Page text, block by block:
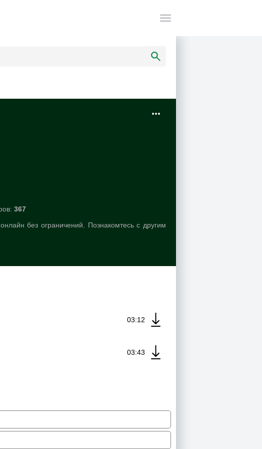
367
без ограничений. Познакомтесь с другим
03:12
03:43